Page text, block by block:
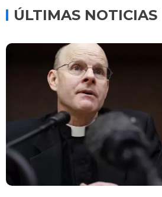
ÚLTIMAS NOTICIAS